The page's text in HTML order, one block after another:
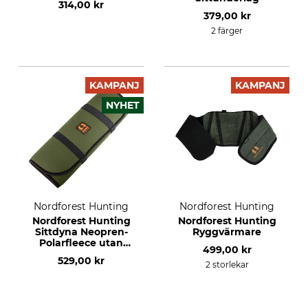
314,00 kr
379,00 kr
2 färger
KAMPANJ
NYHET
Nordforest Hunting
Nordforest Hunting
Sittdyna Neopren-
Polarfleece utan
plastkarbinhake
529,00 kr
KAMPANJ
Nordforest Hunting
Nordforest Hunting
Ryggvärmare
499,00 kr
2 storlekar